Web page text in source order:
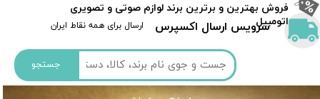
جستجو
سرویس ارسال اکسپرس ​​ارسال برای همه نقاط ایران
​فروش بهترین و برترین برند لوازم صوتی و تصویری
اتومبیل​​​​​​​